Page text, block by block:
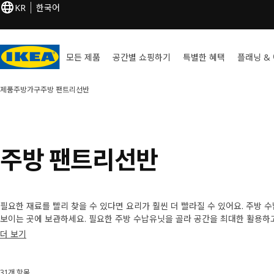
KR 한국어
모든 제품 공간별 쇼핑하기 특별한 혜택 플래닝 &
제품주방가구주방 팬트리선반
주방 팬트리선반
필요한 재료를 빨리 찾을 수 있다면 요리가 훨씬 더 빨라질 수 있어요. 주방
보이는 곳에 보관하세요. 필요한 주방 수납유닛을 골라 공간을 최대한 활용
작은 아이템을 넣어 두세요.
더 보기